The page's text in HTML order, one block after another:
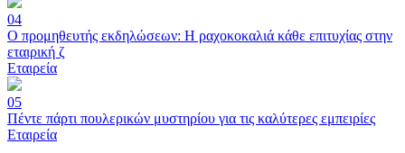
04
Ο προμηθευτής εκδηλώσεων: Η ραχοκοκαλιά κάθε επιτυχίας στην
εταιρική ζ
Εταιρεία
05
Πέντε πάρτι πουλερικών μυστηρίου για τις καλύτερες εμπειρίες
Εταιρεία